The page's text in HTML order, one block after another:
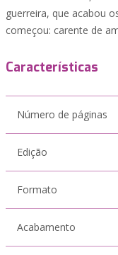
guerreira, que acabou
começou: carente de
Características
Número de páginas
Edição
Formato
Acabamento